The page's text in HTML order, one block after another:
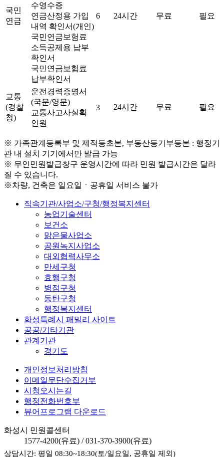
국민
연금
수영수증
연금산정용 가입
내역 확인서(개인)
국민연금보험료
소득공제용 납부
확인서
국민연금보험료
납부확인서
6 24시간 무료 필요
교통
(경찰
청)
운전경력증명서
(국문/영문)
교통사고사실확
인원
3 24시간 무료 필요
※ 가족관계등록부 및 제적등초본, 부동산등기부등본 : 행정기
관 내 설치 기기에서만 발급 가능
※ 무인민원발급창구 운영시간에 따라 민원 발급시간은 달라
질 수 있습니다.
※차량, 건축은 일요일ㆍ공휴일 서비스 불가
직속기관/사업소/구청/행정복지센터
농업기술센터
보건소
맑은물사업소
공원녹지사업소
대외협력사무소
만세구청
효행구청
병점구청
동탄구청
행정복지센터
화성특례시 패밀리 사이트
공공/기타기관
관계기관
경기도
개인정보처리방침
이메일무단수집거부
시청오시는길
행정전화번호부
뷰어프로그램 다운로드
화성시 민원콜센터
1577-4200(유료) /031-370-3900(유료)
상담시간: 평일 08:30~18:30(토/일요일, 공휴일 제외)